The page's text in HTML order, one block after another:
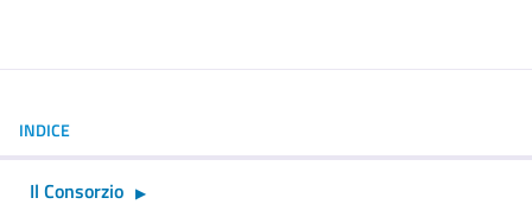
INDICE
Il Consorzio